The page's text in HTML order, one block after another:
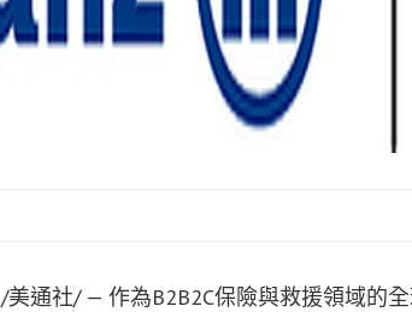
/美通社/ — 作為B2B2C保險與救援領域的